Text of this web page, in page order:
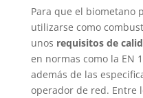
Para que el biometano
utilizarse como
unos requisitos de
en normas como la EN
además de las
operador de red. Entre